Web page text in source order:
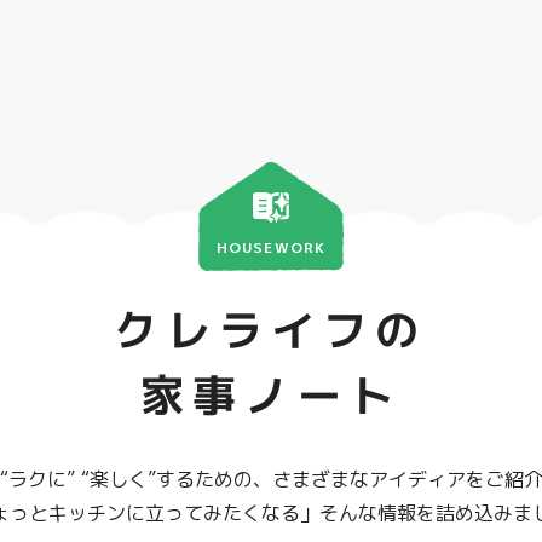
HOUSEWORK
クレライフの
家事ノート
クに” “楽しく”するための、さまざまなアイディアをご紹介
っとキッチンに立ってみたくなる」そんな情報を詰め込みま